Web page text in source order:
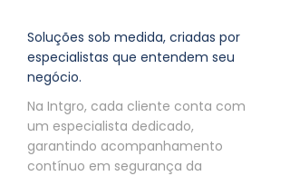
Soluções sob medida, criadas por
especialistas que entendem seu
negócio.
Na Intgro, cada cliente conta com
um especialista dedicado,
garantindo acompanhamento
contínuo em segurança da